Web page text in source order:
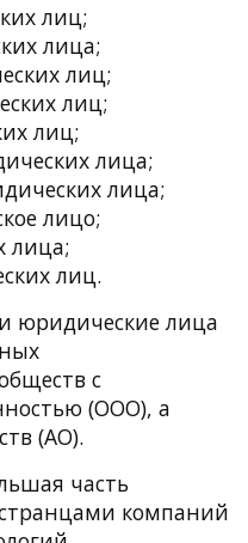
лиц;
лица;
лиц;
лиц;
лиц;
лица;
лица;
лицо;
лица;
лиц.
юридические лица
с
(ООО), а
(АО).
часть
компаний